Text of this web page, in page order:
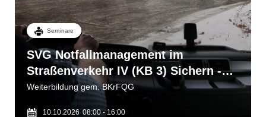
Seminare
SVG Notfallmanagement im
Straßenverkehr IV (KB 3) Sichern -
bergen - helfen
Weiterbildung gem. BKrFQG
10.10.2026 08:00 - 16:00